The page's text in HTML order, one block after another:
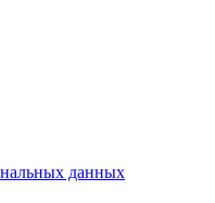
данных